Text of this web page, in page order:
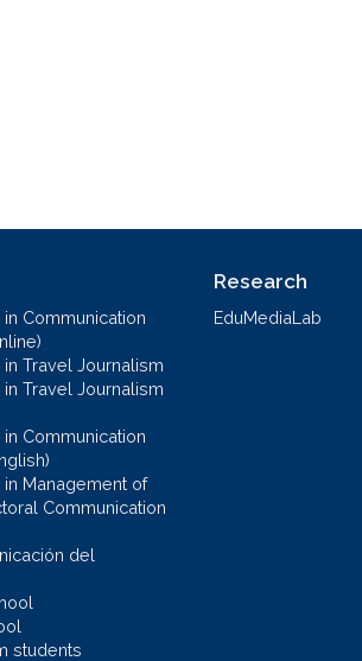
Communication
Travel Journalism
Travel Journalism
Communication
Management of
Communication
del
students
Research
EduMediaLab